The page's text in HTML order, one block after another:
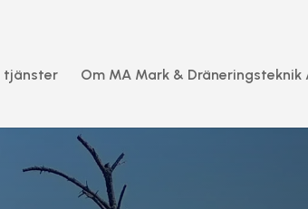
tjänster Om MA Mark & Dräneringsteknik